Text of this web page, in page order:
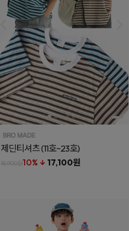
제딘티셔츠(11호~23호)
18,900원10% ↓ 17,100원